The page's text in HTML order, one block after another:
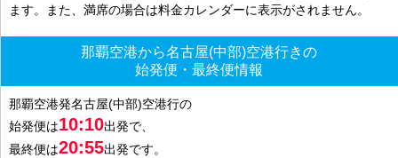
ます。また、満席の場合は料金カレンダーに表示がされません。
那覇空港から名古屋(中部)空港行きの
始発便・最終便情報
那覇空港発名古屋(中部)空港行の
始発便は10:10出発で、
最終便は20:55出発です。